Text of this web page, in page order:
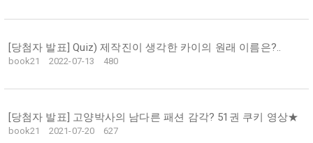
[당첨자 발표] Quiz) 제작진이 생각한 카이의 원래 이름은?..
book21 2022-07-13 480
[당첨자 발표] 고양박사의 남다른 패션 감각? 51권 쿠키 영상★
book21 2021-07-20 627